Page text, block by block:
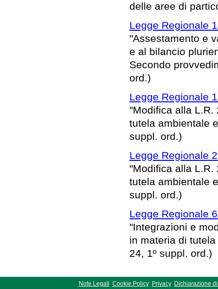
delle aree di
Legge Regionale
"Assestamento e
e al bilancio
Secondo
ord.)
Legge Regionale
"Modifica alla L.R.
tutela ambientale
suppl. ord.)
Legge Regionale
"Modifica alla L.R.
tutela ambientale
suppl. ord.)
Legge Regionale
"Integrazioni e
in materia di
24, 1º suppl. ord.)
Note Legali Cookie Policy Privacy Dichiarazione